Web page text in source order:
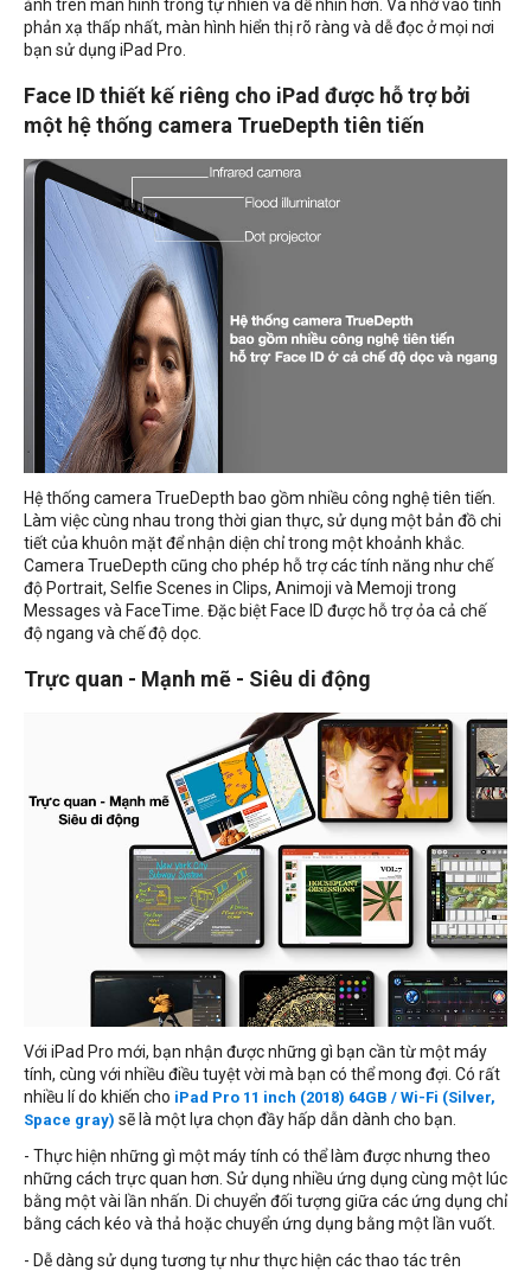
ảnh trên màn hình trông tự nhiên và dễ nhìn hơn. Và nhờ vào tính
phản xạ thấp nhất, màn hình hiển thị rõ ràng và dễ đọc ở mọi nơi
bạn sử dụng iPad Pro.
Face ID thiết kế riêng cho iPad được hỗ trợ bởi
một hệ thống camera TrueDepth tiên tiến
Hệ thống camera TrueDepth bao gồm nhiều công nghệ tiên tiến.
Làm việc cùng nhau trong thời gian thực, sử dụng một bản đồ chi
tiết của khuôn mặt để nhận diện chỉ trong một khoảnh khắc.
Camera TrueDepth cũng cho phép hỗ trợ các tính năng như chế
độ Portrait, Selfie Scenes in Clips, Animoji và Memoji trong
Messages và FaceTime. Đặc biệt Face ID được hỗ trợ ỏa cả chế
độ ngang và chế độ dọc.
Trực quan - Mạnh mẽ - Siêu di động
Với iPad Pro mới, bạn nhận được những gì bạn cần từ một máy
tính, cùng với nhiều điều tuyệt vời mà bạn có thể mong đợi. Có rất
nhiều lí do khiến cho iPad Pro 11 inch (2018) 64GB / Wi-Fi (Silver,
Space gray) sẽ là một lựa chọn đầy hấp dẫn dành cho bạn.
- Thực hiện những gì một máy tính có thể làm được nhưng theo
những cách trực quan hơn. Sử dụng nhiều ứng dụng cùng một lúc
bằng một vài lần nhấn. Di chuyển đối tượng giữa các ứng dụng chỉ
bằng cách kéo và thả hoặc chuyển ứng dụng bằng một lần vuốt.
- Dễ dàng sử dụng tương tự như thực hiện các thao tác trên